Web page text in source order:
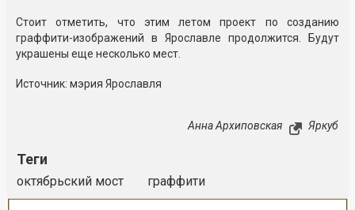
Стоит отметить, что этим летом проект по созданию
граффити-изображений в Ярославле продолжится. Будут
украшены еще несколько мест.
Источник: мэрия Ярославля
Анна Архиповская Яркуб
Теги
октябрьский мост граффити